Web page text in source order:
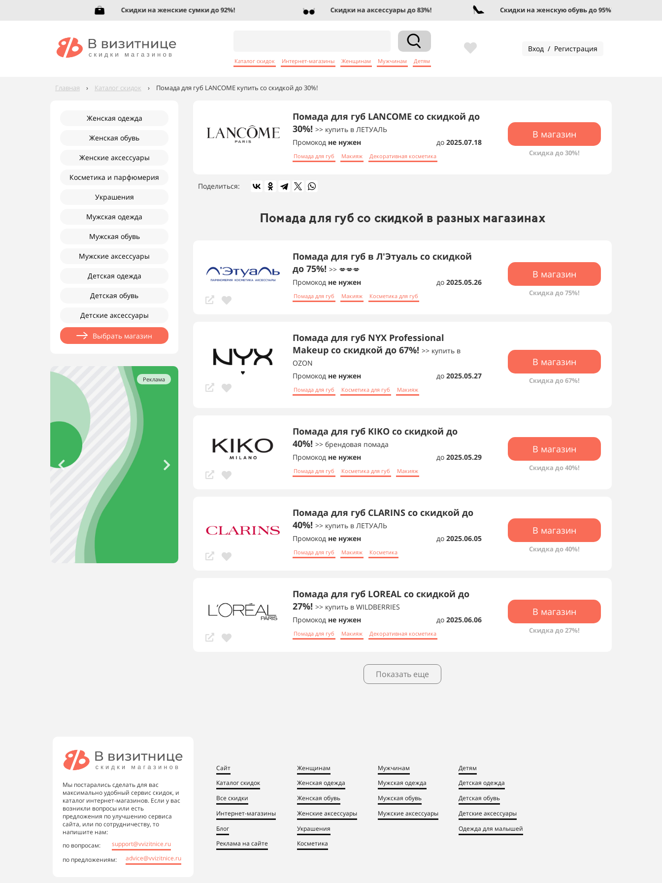
Скидки на женские сумки до 92%! Скидки на аксессуары до 83%! Скидки на женскую обувь до 95%!
Каталог скидок Интернет-магазины Женщинам Мужчинам Детям
Вход / Регистрация
Главная › Каталог скидок › Помада для губ LANCOME купить со скидкой до 30%!
Женская одежда
Женская обувь
Женские аксессуары
Косметика и парфюмерия
Украшения
Мужская одежда
Мужская обувь
Мужские аксессуары
Детская одежда
Детская обувь
Детские аксессуары
Выбрать магазин
Реклама
Помада для губ LANCOME со скидкой до
30%! >> купить в ЛЕТУАЛЬ
Промокод не нужен до 2025.07.18
Помада для губ Макияж Декоративная косметика
В магазин
Скидка до 30%!
Поделиться:
Помада для губ со скидкой в разных магазинах
Помада для губ в Л'Этуаль со скидкой
до 75%! >> 💋💋💋
Промокод не нужен до 2025.05.26
Помада для губ Макияж Косметика для губ
В магазин
Скидка до 75%!
Помада для губ NYX Professional
Makeup со скидкой до 67%! >> купить в
OZON
Промокод не нужен до 2025.05.27
Помада для губ Косметика для губ Макияж
В магазин
Скидка до 67%!
Помада для губ KIKO со скидкой до
40%! >> брендовая помада
Промокод не нужен до 2025.05.29
Помада для губ Косметика для губ Макияж
В магазин
Скидка до 40%!
Помада для губ CLARINS со скидкой до
40%! >> купить в ЛЕТУАЛЬ
Промокод не нужен до 2025.06.05
Помада для губ Макияж Косметика
В магазин
Скидка до 40%!
Помада для губ LOREAL со скидкой до
27%! >> купить в WILDBERRIES
Промокод не нужен до 2025.06.06
Помада для губ Макияж Декоративная косметика
В магазин
Скидка до 27%!
Показать еще
Мы постарались сделать для вас
максимально удобный сервис скидок, и
каталог интернет-магазинов. Если у вас
возникли вопросы или есть
предложения по улучшению сервиса
сайта, или по сотрудничеству, то
напишите нам:
по вопросам:
support@vvizitnice.ru
по предложениям:
advice@vvizitnice.ru
Сайт
Каталог скидок
Все скидки
Интернет-магазины
Блог
Реклама на сайте
Женщинам
Женская одежда
Женская обувь
Женские аксессуары
Украшения
Косметика
Мужчинам
Мужская одежда
Мужская обувь
Мужские аксессуары
Детям
Детская одежда
Детская обувь
Детские аксессуары
Одежда для малышей